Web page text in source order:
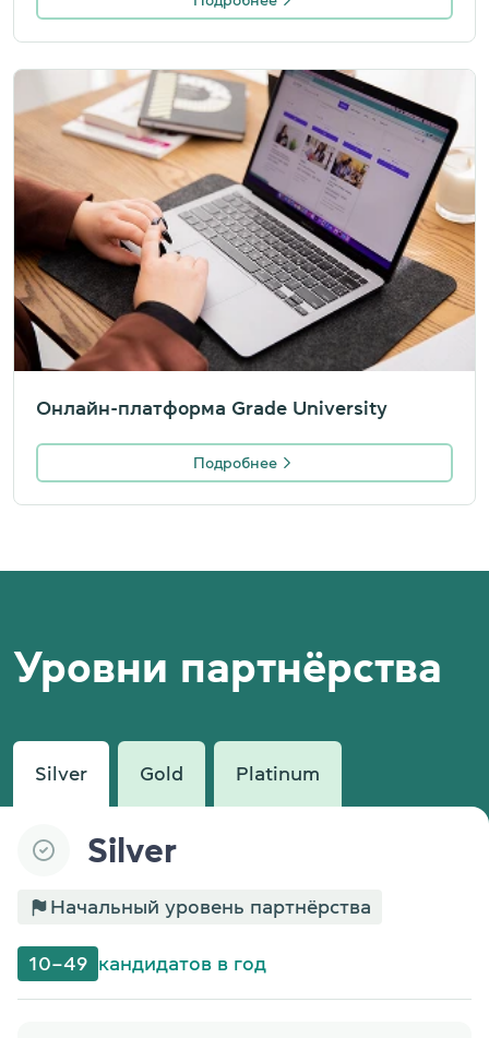
Онлайн-платформа Grade University
Подробнее
Уровни партнёрства
Silver Gold Platinum
Silver
Начальный уровень партнёрства
10–49 кандидатов в год